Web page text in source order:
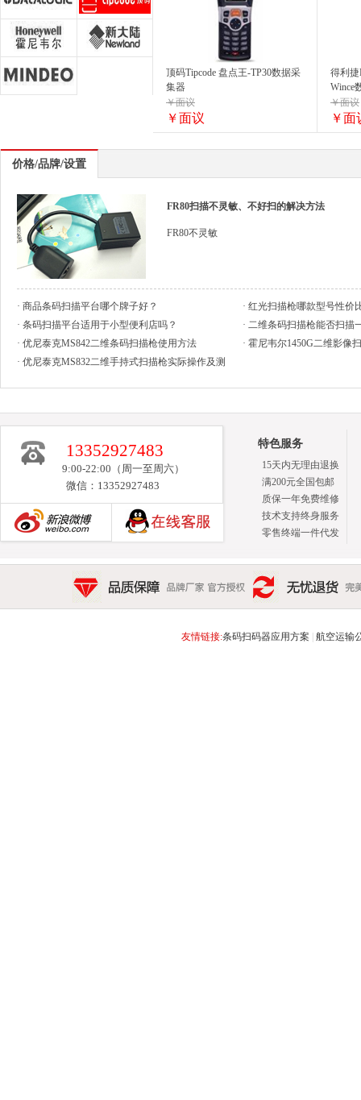
顶码Tipcode 盘点王-TP30数据采
集器
￥面议
￥面议
得利捷
Wince
￥面议
￥面
价格/品牌/设置
FR80扫描不灵敏、不好扫的解决方法
FR80不灵敏
· 商品条码扫描平台哪个牌子好？ · 红光扫描枪哪款型号性价
· 条码扫描平台适用于小型便利店吗？ · 二维条码扫描枪能否扫描
· 优尼泰克MS842二维条码扫描枪使用方法 · 霍尼韦尔1450G二维影像
· 优尼泰克MS832二维手持式扫描枪实际操作及测
13352927483
9:00-22:00（周一至周六）
微信：13352927483
特色服务
15天内无理由退换
满200元全国包邮
质保一年免费维修
技术支持终身服务
零售终端一件代发
品质保障 品牌厂家 官方授权 无忧退货 完美售后 15天
友情链接:条码扫码器应用方案 航空运输